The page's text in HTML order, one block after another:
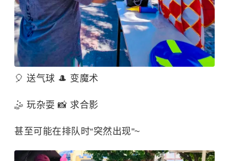
🎈 送气球 🎩 变魔术
🤹 玩杂耍 📸 求合影
甚至可能在排队时“突然出现"~